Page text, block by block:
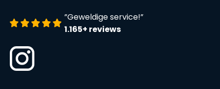
”Geweldige service!”
1.165+ reviews